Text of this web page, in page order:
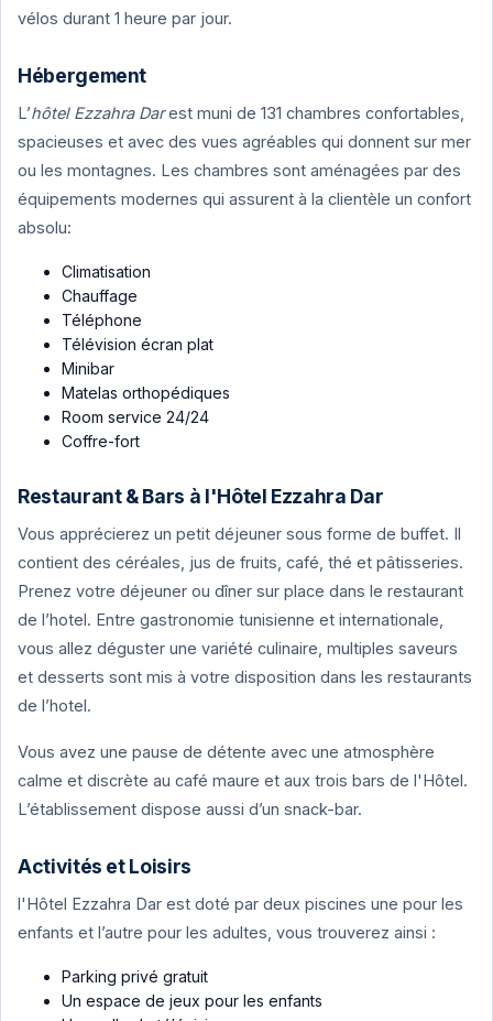
vélos durant 1 heure par jour.
Hébergement
L’hôtel Ezzahra Darest muni de 131 chambres confortables,
spacieuses et avec des vues agréables qui donnent sur mer
ou les montagnes. Les chambres sont aménagées par des
équipements modernes qui assurent à la clientèle un confort
absolu:
Climatisation
Chauffage
Téléphone
Télévision écran plat
Minibar
Matelas orthopédiques
Room service 24/24
Coffre-fort
Restaurant & Bars à l'Hôtel Ezzahra Dar
Vous apprécierez un petit déjeuner sous forme de buffet. Il
contient des céréales, jus de fruits, café, thé et pâtisseries.
Prenez votre déjeuner ou dîner sur place dans le restaurant
de l’hotel. Entre gastronomie tunisienne et internationale,
vous allez déguster une variété culinaire, multiples saveurs
et desserts sont mis à votre disposition dans les restaurants
de l’hotel.
Vous avez une pause de détente avec une atmosphère
calme et discrète au café maure et aux trois bars de l'Hôtel.
L’établissement dispose aussi d’un snack-bar.
Activités et Loisirs
l'Hôtel Ezzahra Dar est doté par deux piscines une pour les
enfants et l’autre pour les adultes, vous trouverez ainsi :
Parking privé gratuit
Un espace de jeux pour les enfants